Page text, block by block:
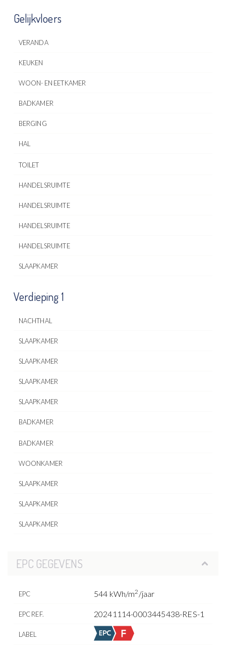
Gelijkvloers
VERANDA
KEUKEN
WOON- EN EETKAMER
BADKAMER
BERGING
HAL
TOILET
HANDELSRUIMTE
HANDELSRUIMTE
HANDELSRUIMTE
HANDELSRUIMTE
SLAAPKAMER
Verdieping 1
NACHTHAL
SLAAPKAMER
SLAAPKAMER
SLAAPKAMER
SLAAPKAMER
BADKAMER
BADKAMER
WOONKAMER
SLAAPKAMER
SLAAPKAMER
SLAAPKAMER
EPC GEGEVENS
EPC 544 kWh/m2 /jaar
EPC REF. 20241114-0003445438-RES-1
LABEL